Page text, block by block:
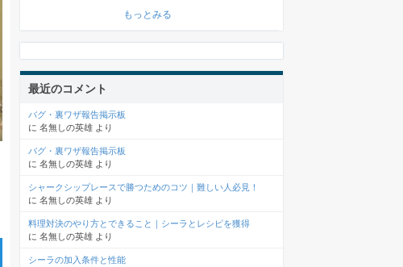
もっとみる
最近のコメント
バグ・裏ワザ報告掲示板
に 名無しの英雄 より
バグ・裏ワザ報告掲示板
に 名無しの英雄 より
シャークシップレースで勝つためのコツ｜難しい人必見！
に 名無しの英雄 より
料理対決のやり方とできること｜シーラとレシピを獲得
に 名無しの英雄 より
シーラの加入条件と性能